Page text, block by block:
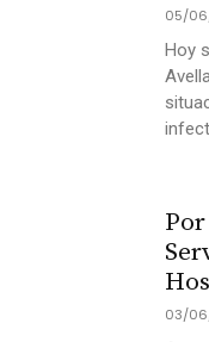
05/
Hoy
03/